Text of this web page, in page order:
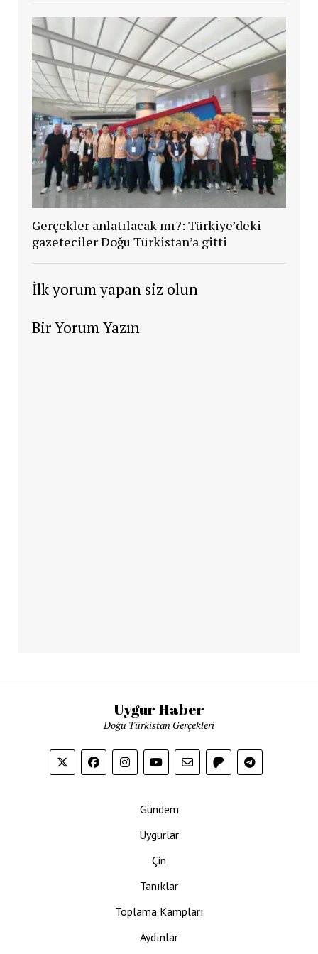
Gerçekler anlatılacak mı?: Türkiye’deki
gazeteciler Doğu Türkistan’a gitti
İlk yorum yapan siz olun
Bir Yorum Yazın
Uygur Haber
Doğu Türkistan Gerçekleri
Gündem
Uygurlar
Çin
Tanıklar
Toplama Kampları
Aydınlar